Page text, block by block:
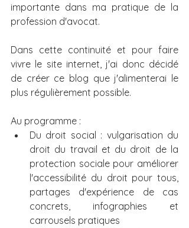
importante dans ma pratique de la
profession d'avocat.
Dans cette continuité et pour faire
vivre le site internet, j'ai donc décidé
de créer ce blog que j'alimenterai le
plus régulièrement possible.
Au programme :
Du droit social : vulgarisation du
droit du travail et du droit de la
protection sociale pour améliorer
l'accessibilité du droit pour tous,
partages d'expérience de cas
concrets, infographies et
carrousels pratiques